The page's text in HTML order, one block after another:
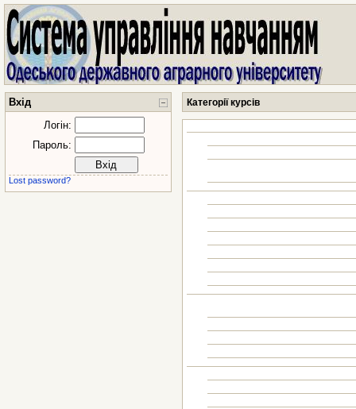
Вхід
Логін:
Пароль:
Lost password?
Категорії курсів